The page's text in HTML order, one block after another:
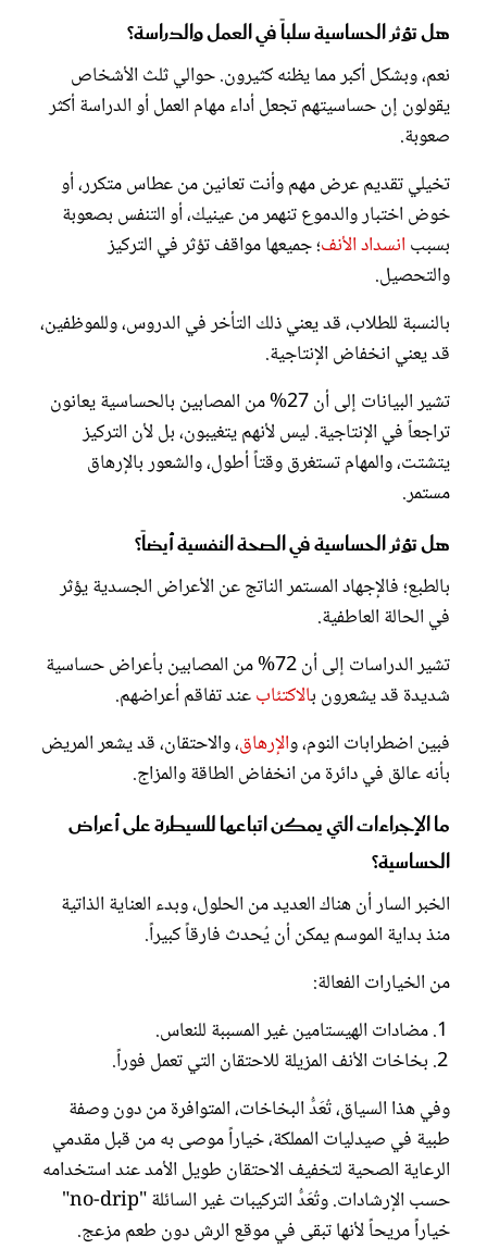
هل تؤثر الحساسية سلباً في العمل والدراسة؟
نعم، وبشكل أكبر مما يظنه كثيرون. حوالي ثلث الأشخاص
يقولون إن حساسيتهم تجعل أداء مهام العمل أو الدراسة أكثر
صعوبة.
تخيلي تقديم عرض مهم وأنت تعانين من عطاس متكرر، أو
خوض اختبار والدموع تنهمر من عينيك، أو التنفس بصعوبة
بسبب انسداد الأنف؛ جميعها مواقف تؤثر في التركيز
والتحصيل.
بالنسبة للطلاب، قد يعني ذلك التأخر في الدروس، وللموظفين،
قد يعني انخفاض الإنتاجية.
تشير البيانات إلى أن 27% من المصابين بالحساسية يعانون
تراجعاً في الإنتاجية. ليس لأنهم يتغيبون، بل لأن التركيز
يتشتت، والمهام تستغرق وقتاً أطول، والشعور بالإرهاق
مستمر.
هل تؤثر الحساسية في الصحة النفسية أيضاً؟
بالطبع؛ فالإجهاد المستمر الناتج عن الأعراض الجسدية يؤثر
في الحالة العاطفية.
تشير الدراسات إلى أن 72% من المصابين بأعراض حساسية
شديدة قد يشعرون بالاكتئابعند تفاقم أعراضهم.
فبين اضطرابات النوم، والإرهاق، والاحتقان، قد يشعر المريض
بأنه عالق في دائرة من انخفاض الطاقة والمزاج.
ما الإجراءات التي يمكن اتباعها للسيطرة على أعراض
الحساسية؟
الخبر السار أن هناك العديد من الحلول، وبدء العناية الذاتية
منذ بداية الموسم يمكن أن يُحدث فارقاً كبيراً.
من الخيارات الفعالة:
مضادات الهيستامين غير المسببة للنعاس.
بخاخات الأنف المزيلة للاحتقان التي تعمل فوراً.
وفي هذا السياق، تُعَدُّ البخاخات، المتوافرة من دون وصفة
طبية في صيدليات المملكة، خياراً موصى به من قبل مقدمي
الرعاية الصحية لتخفيف الاحتقان طويل الأمد عند استخدامه
حسب الإرشادات. وتُعَدُّ التركيبات غير السائلة "no-drip"
خياراً مريحاً لأنها تبقى في موقع الرش دون طعم مزعج.